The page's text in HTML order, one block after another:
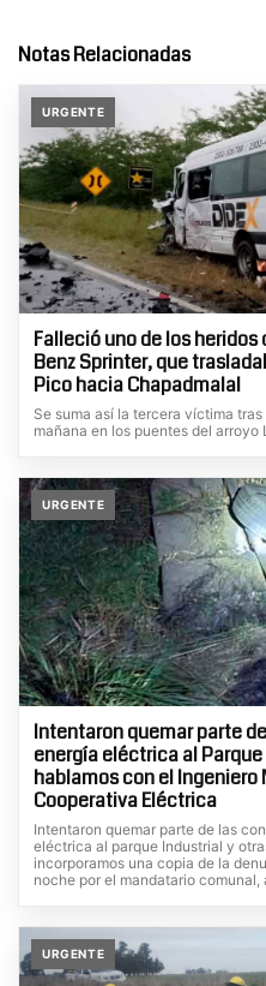
Notas Relacionadas
URGENTE
Falleció uno de los
Benz Sprinter, que
Pico hacia Chapadmalal
Se suma así la tercera víctima
mañana en los puentes del arroyo
URGENTE
Intentaron quemar parte
energía eléctrica al
hablamos con el Ingeniero
Cooperativa Eléctrica
Intentaron quemar parte de las
eléctrica al parque Industrial y
incorporamos una copia de la
noche por el mandatario
URGENTE